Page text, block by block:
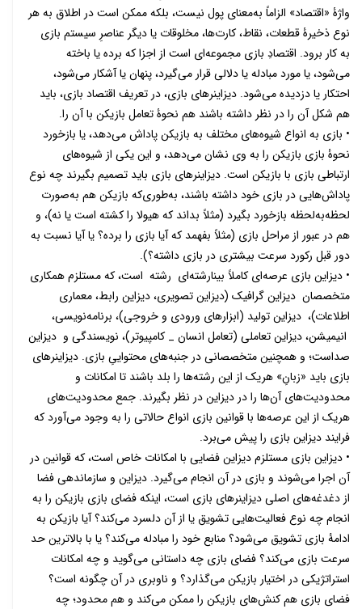
واژۀ «اقتصاد» الزاماً به‌معنای پول نیست، بلکه ممکن است در اطلاق به هر
نوع ذخیرۀ قطعات، نقاط، کارت‌ها، مخلوقات یا دیگر عناصرِ سیستم بازی
به کار برود. اقتصادِ بازی مجموعه‌ای است از اجزا که برده یا باخته
می‌شود، یا مورد مبادله یا دلالی قرار می‌گیرد، پنهان یا آشکار می‌شود،
احتکار یا دزدیده می‌شود. دیزاینرهای بازی، در تعریف اقتصاد بازی، باید
هم شکل آن را در نظر داشته باشند هم نحوۀ تعامل بازیکن با آن را.
• بازی به انواع شیوه‌های مختلف به بازیکن پاداش می‌دهد، یا بازخورد
نحوۀ بازی بازیکن را به وی نشان می‌دهد، و این یکی از شیوه‌های
ارتباطی بازی با بازیکن است. دیزاینرهای بازی باید تصمیم بگیرند چه نوع
پاداش‌هایی در بازی خود داشته باشند، به‌طوری‌که بازیکن هم به‌صورت
لحظه‌به‌لحظه بازخورد بگیرد (مثلاً بداند که هیولا را کشته است یا نه)، و
هم در عبور از مراحل بازی (مثلاً بفهمد که آیا بازی را برده؟ یا آیا نسبت به
دور قبل رکورد سرعت بیشتری در بازی داشته؟).
• دیزاین بازی عرصه‌ای کاملاً بینارشته‌ای رشته است، که مستلزم همکاری
متخصصان دیزاین گرافیک (دیزاین تصویری، دیزاین رابط، معماری
اطلاعات)، دیزاین تولید (ابزارهای ورودی و خروجی)، برنامه‌نویسی،
انیمیشن، دیزاین تعاملی (تعامل انسان _ کامپیوتر)، نویسندگی و دیزاین
صداست؛ و همچنین متخصصانی در جنبه‌‌های محتواییِ بازی. دیزاینرهای
بازی باید «زبانِ» هریک از این رشته‌ها را بلد باشند تا امکانات و
محدودیت‌های آن‌ها را در دیزاین در نظر بگیرند. جمع محدودیت‌های
هریک از این عرصه‌ها با قوانین بازی انواع حالاتی را به وجود می‌آورد که
فرایند دیزاین بازی را پیش می‌برد.
• دیزاین بازی مستلزم دیزاین فضایی با امکانات خاص است، که قوانین در
آن اجرا می‌شوند و بازی در آن انجام می‌گیرد. دیزاین و سازماندهی فضا
از دغدغه‌های اصلی دیزاینرهای بازی است، اینکه فضای بازی بازیکن را به
انجام چه نوع فعالیت‌هایی تشویق یا از آن دلسرد می‌کند؟ آیا بازیکن به
ادامۀ بازی تشویق می‌شود؟ منابع خود را مبادله می‌کند؟ یا با بالاترین حد
سرعت بازی می‌کند؟ فضای بازی چه داستانی می‌گوید و چه امکانات
استراتژیکی در اختیار بازیکن می‌گذارد؟ و ناوبری در آن چگونه است؟
فضای بازی هم کنش‌های بازیکن را ممکن می‌کند و هم محدود؛ چه